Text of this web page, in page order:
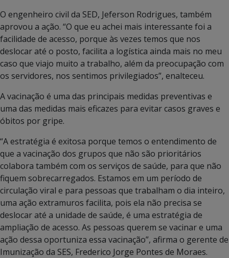
O engenheiro civil da SED, Jeferson Rodrigues, também
aprovou a ação. “O que eu achei mais interessante foi a
facilidade de acesso, porque às vezes temos que nos
deslocar até o posto, facilita a logística ainda mais no meu
caso que viajo muito a trabalho, além da preocupação com
os servidores, nos sentimos privilegiados”, enalteceu.
A vacinação é uma das principais medidas preventivas e
uma das medidas mais eficazes para evitar casos graves e
óbitos por gripe.
“A estratégia é exitosa porque temos o entendimento de
que a vacinação dos grupos que não são prioritários
colabora também com os serviços de saúde, para que não
fiquem sobrecarregados. Estamos em um período de
circulação viral e para pessoas que trabalham o dia inteiro,
uma ação extramuros facilita, pois ela não precisa se
deslocar até a unidade de saúde, é uma estratégia de
ampliação de acesso. As pessoas querem se vacinar e uma
ação dessa oportuniza essa vacinação”, afirma o gerente de
Imunização da SES, Frederico Jorge Pontes de Moraes.